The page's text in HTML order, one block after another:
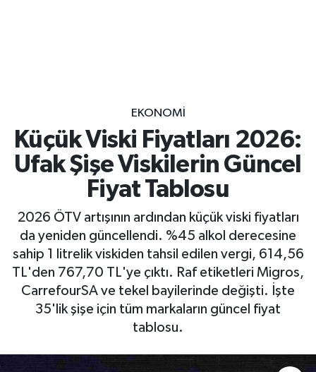
EKONOMİ
Küçük Viski Fiyatları 2026:
Ufak Şişe Viskilerin Güncel
Fiyat Tablosu
2026 ÖTV artışının ardından küçük viski fiyatları
da yeniden güncellendi. %45 alkol derecesine
sahip 1 litrelik viskiden tahsil edilen vergi, 614,56
TL'den 767,70 TL'ye çıktı. Raf etiketleri Migros,
CarrefourSA ve tekel bayilerinde değişti. İşte
35'lik şişe için tüm markaların güncel fiyat
tablosu.